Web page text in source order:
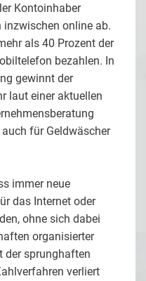
Kontoinhaber
online ab.
als 40 Prozent der
bezahlen. In
gewinnt der
laut einer aktuellen
für Geldwäscher
immer neue
das Internet oder
ohne sich dabei
organisierter
der sprunghaften
verliert